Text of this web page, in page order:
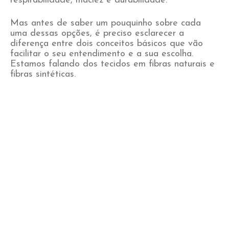
Mas antes de saber um pouquinho sobre cada
uma dessas opções, é preciso esclarecer a
diferença entre dois conceitos básicos que vão
facilitar o seu entendimento e a sua escolha.
Estamos falando dos tecidos em fibras naturais e
fibras sintéticas.